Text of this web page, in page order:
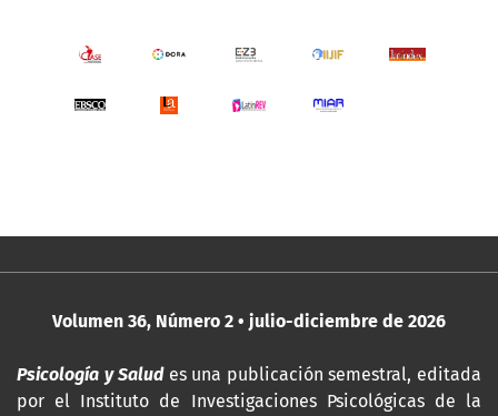
Volumen 36, Número 2 • julio-diciembre de 2026
Psicología y Salud es una publicación semestral, editada
por el Instituto de Investigaciones Psicológicas de la